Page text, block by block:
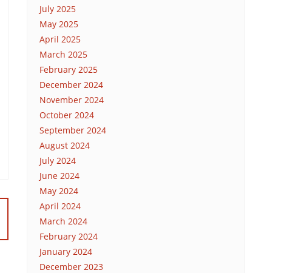
July 2025
May 2025
April 2025
March 2025
February 2025
December 2024
November 2024
October 2024
September 2024
August 2024
July 2024
June 2024
May 2024
April 2024
March 2024
February 2024
January 2024
December 2023